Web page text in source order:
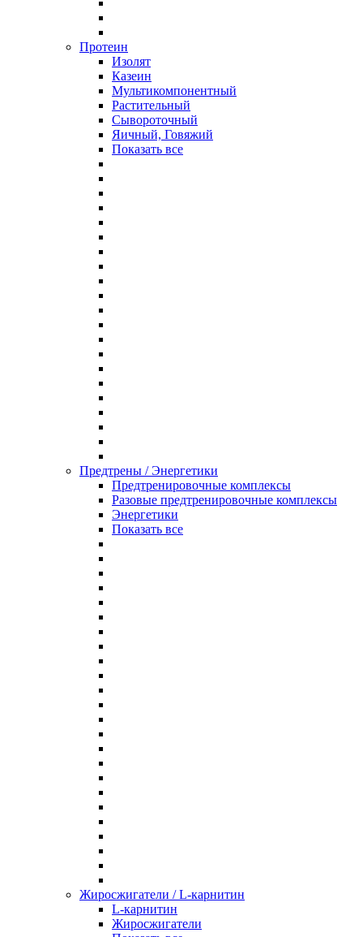
Протеин
Изолят
Казеин
Мультикомпонентный
Растительный
Сывороточный
Яичный, Говяжий
Показать все
Предтрены / Энергетики
Предтренировочные комплексы
Разовые предтренировочные комплексы
Энергетики
Показать все
Жиросжигатели / L-карнитин
L-карнитин
Жиросжигатели